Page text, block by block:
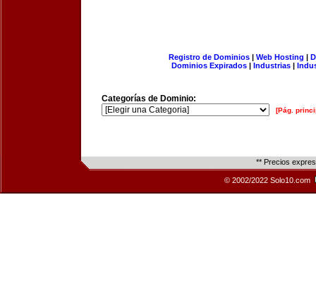
Registro de Dominios| Web Hosting |
Dominios Expirados | Industrias |
Categorías de Dominio:
[Pág.
** Precios
© 2002/2022 Solo10.com